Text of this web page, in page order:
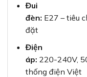
Đui
đèn: E27 – tiêu
đặt
Điện
áp: 220-240V,
thống điện Việt